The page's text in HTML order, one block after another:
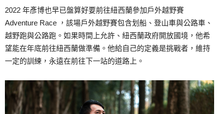
2022 年彥博也早已盤算好要前往紐西蘭參加戶外越野賽
Adventure Race ，該場戶外越野賽包含划船、登山車與公路車、
越野跑與公路跑。如果時間上允許、紐西蘭政府開放國境，他希
望能在年底前往紐西蘭做準備。他給自己的定義是挑戰者，維持
一定的訓練，永遠在前往下一站的道路上。